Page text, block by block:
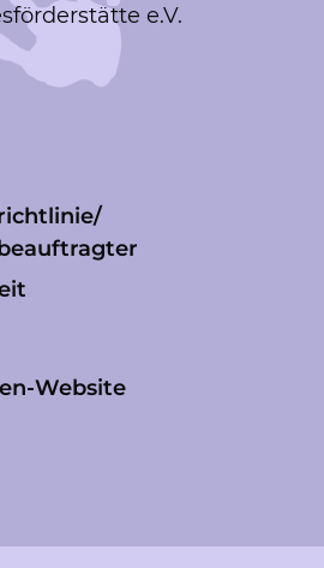
e.V.
Website